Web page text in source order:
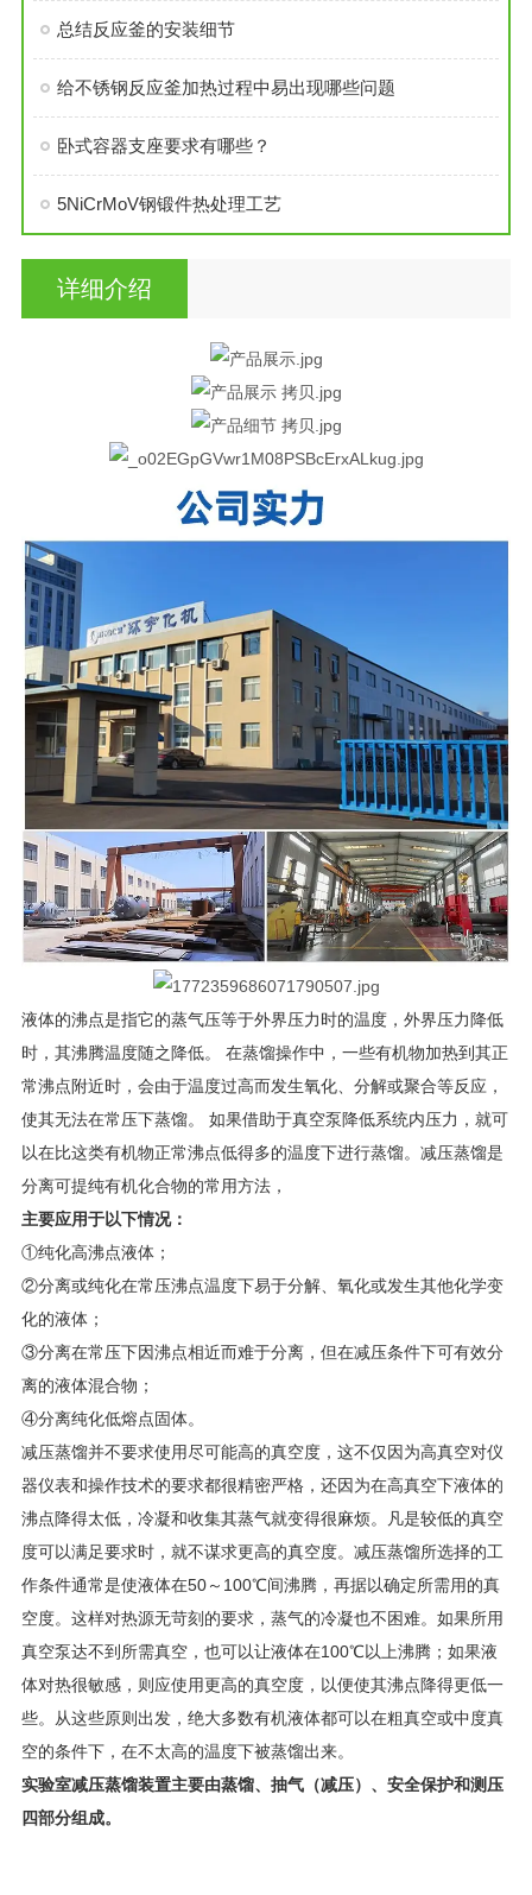
总结反应釜的安装细节
给不锈钢反应釜​加热过程中易出现哪些问题
卧式容器支座要求有哪些？
5NiCrMoV钢锻件热处理工艺
详细介绍
液体的沸点是指它的蒸气压等于外界压力时的温度，外界压力降低
时，其沸腾温度随之降低。 在蒸馏操作中，一些有机物加热到其正
常沸点附近时，会由于温度过高而发生氧化、分解或聚合等反应，
使其无法在常压下蒸馏。 如果借助于真空泵降低系统内压力，就可
以在比这类有机物正常沸点低得多的温度下进行蒸馏。减压蒸馏是
分离可提纯有机化合物的常用方法，
主要应用于以下情况：
①纯化高沸点液体；
②分离或纯化在常压沸点温度下易于分解、氧化或发生其他化学变
化的液体；
③分离在常压下因沸点相近而难于分离，但在减压条件下可有效分
离的液体混合物；
④分离纯化低熔点固体。
减压蒸馏并不要求使用尽可能高的真空度，这不仅因为高真空对仪
器仪表和操作技术的要求都很精密严格，还因为在高真空下液体的
沸点降得太低，冷凝和收集其蒸气就变得很麻烦。凡是较低的真空
度可以满足要求时，就不谋求更高的真空度。减压蒸馏所选择的工
作条件通常是使液体在50～100℃间沸腾，再据以确定所需用的真
空度。这样对热源无苛刻的要求，蒸气的冷凝也不困难。如果所用
真空泵达不到所需真空，也可以让液体在100℃以上沸腾；如果液
体对热很敏感，则应使用更高的真空度，以便使其沸点降得更低一
些。从这些原则出发，绝大多数有机液体都可以在粗真空或中度真
空的条件下，在不太高的温度下被蒸馏出来。
实验室减压蒸馏装置主要由蒸馏、抽气（减压）、安全保护和测压
四部分组成。